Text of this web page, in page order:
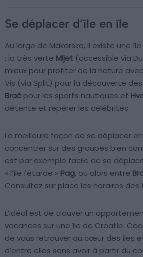
Se déplacer d’île en île
Au large de Makarska, il existe une
: la très verte Mljet (accessible via
mieux pour profiter de la nature
Vis (via Split) pour la découverte
Brač pour les sports nautiques et
détente et repérer les célébrités.
La meilleure façon de se déplacer
concentrer sur des groupes bien
est par exemple facile de se
« l’île fêtarde » Pag, ou alors entre
Consultez sur place les horaires des
L’idéal est de trouver un
vacances sur une île de Croatie.
de vous retrouver au cœur des îles
d’entre elles sans avoir à partir du